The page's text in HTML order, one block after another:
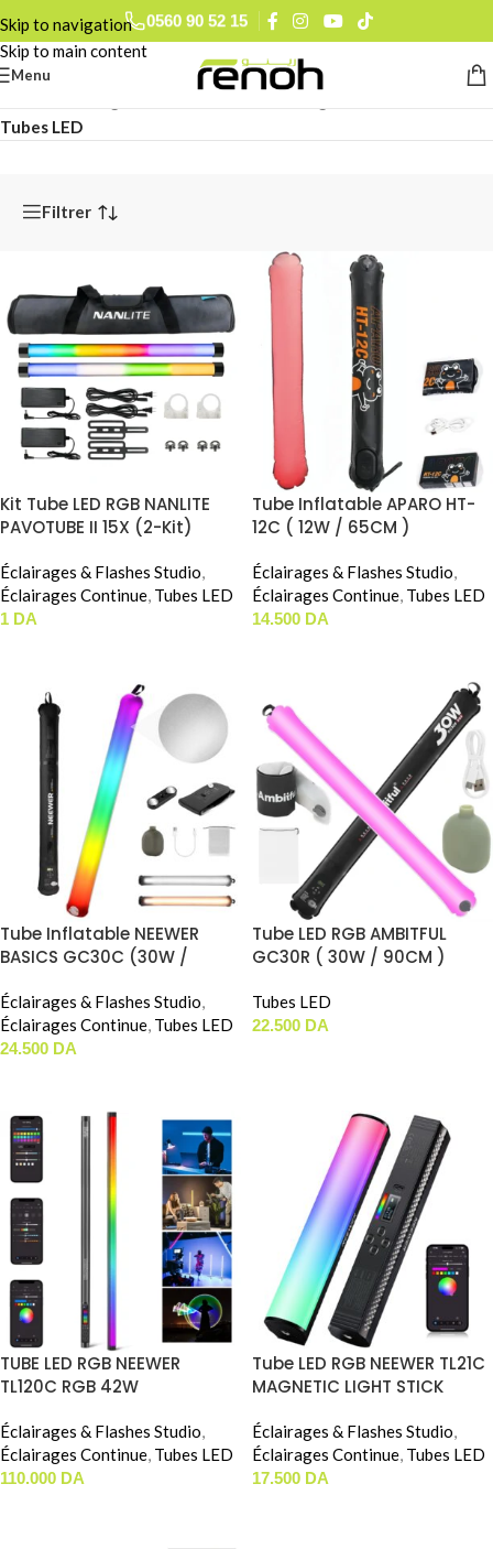
Skip to navigation
Skip to main content
0560 90 52 15
Menu
Tubes LED
Filtrer
Kit Tube LED RGB NANLITE
PAVOTUBE II 15X (2-Kit)
Éclairages & Flashes Studio,
Éclairages Continue, Tubes LED
1 DA
Tube Inflatable APARO HT-
12C ( 12W / 65CM )
Éclairages & Flashes Studio,
Éclairages Continue, Tubes LED
14.500 DA
Tube Inflatable NEEWER
BASICS GC30C (30W /
Éclairages & Flashes Studio,
Éclairages Continue, Tubes LED
24.500 DA
Tube LED RGB AMBITFUL
GC30R ( 30W / 90CM )
Tubes LED
22.500 DA
TUBE LED RGB NEEWER
TL120C RGB 42W
Éclairages & Flashes Studio,
Éclairages Continue, Tubes LED
110.000 DA
Tube LED RGB NEEWER TL21C
MAGNETIC LIGHT STICK
Éclairages & Flashes Studio,
Éclairages Continue, Tubes LED
17.500 DA